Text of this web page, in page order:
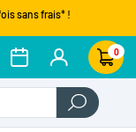
sans frais* !
0